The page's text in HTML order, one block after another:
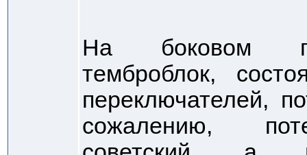
На боковом
темброблок,
переключателей,
сожалению,